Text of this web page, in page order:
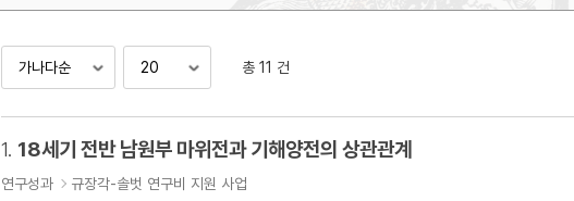
총 11 건
1. 18세기 전반 남원부 마위전과 기해양전의 상관관계
연구성과
규장각-솔벗 연구비 지원 사업